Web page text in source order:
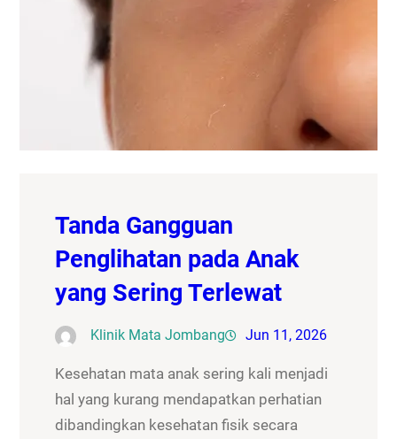
Tanda Gangguan
Penglihatan pada Anak
yang Sering Terlewat
Klinik Mata Jombang Jun 11, 2026
Kesehatan mata anak sering kali menjadi
hal yang kurang mendapatkan perhatian
dibandingkan kesehatan fisik secara